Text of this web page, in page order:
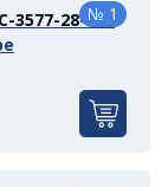
3577-28-000
№ 1